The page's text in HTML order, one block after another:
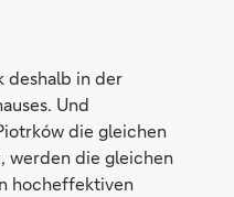
deshalb in der
Und
die gleichen
werden die gleichen
hocheffektiven